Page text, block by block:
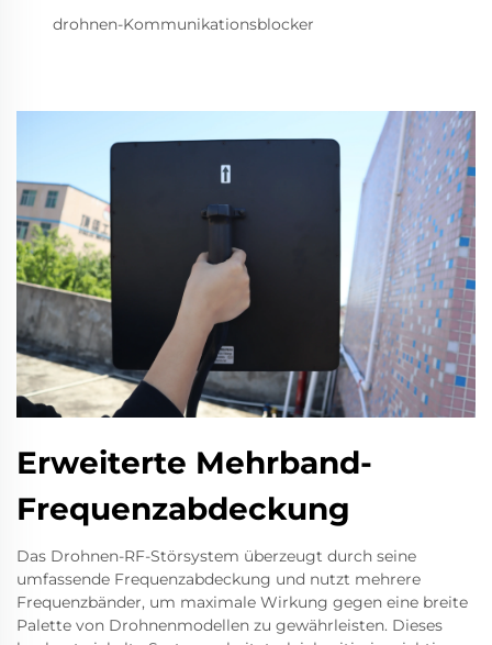
drohnen-Kommunikationsblocker
Erweiterte Mehrband-
Frequenzabdeckung
Das Drohnen-RF-Störsystem überzeugt durch seine
umfassende Frequenzabdeckung und nutzt mehrere
Frequenzbänder, um maximale Wirkung gegen eine breite
Palette von Drohnenmodellen zu gewährleisten. Dieses